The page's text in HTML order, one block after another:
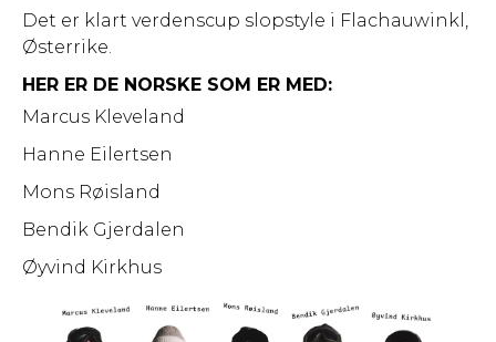
Det er klart verdenscup slopstyle i Flachauwinkl,
Østerrike.
HER ER DE NORSKE SOM ER MED:
Marcus Kleveland
Hanne Eilertsen
Mons Røisland
Bendik Gjerdalen
Øyvind Kirkhus